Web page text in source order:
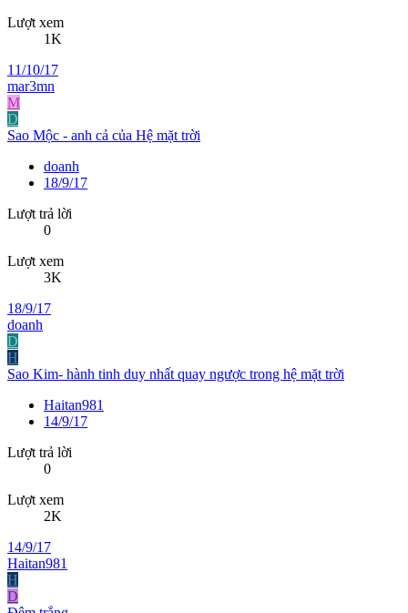
Lượt xem
1K
11/10/17
mar3mn
M
D
Sao Mộc - anh cả của Hệ mặt trời
doanh
18/9/17
Lượt trả lời
0
Lượt xem
3K
18/9/17
doanh
D
H
Sao Kim- hành tinh duy nhất quay ngược trong hệ mặt trời
Haitan981
14/9/17
Lượt trả lời
0
Lượt xem
2K
14/9/17
Haitan981
H
D